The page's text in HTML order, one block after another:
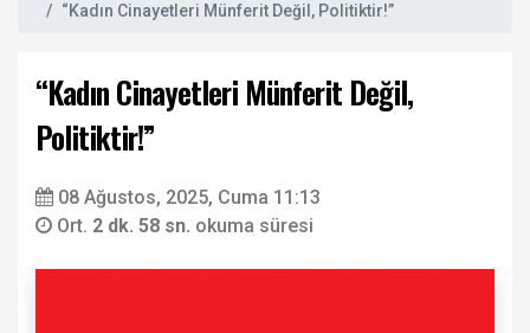
“Kadın Cinayetleri Münferit Değil, Politiktir!”
“Kadın Cinayetleri Münferit Değil,
Politiktir!”
08 Ağustos, 2025, Cuma 11:13
Ort. 2 dk. 58 sn. okuma süresi